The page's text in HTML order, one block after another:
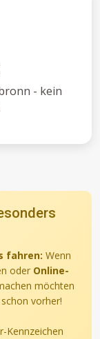
- kein
fahren: Wenn
oder Online-
möchten
vorher!
Kennzeichen